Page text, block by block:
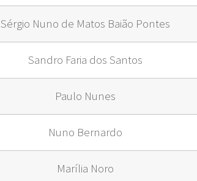
Sérgio Nuno de Matos Baião Pontes
Sandro Faria dos Santos
Paulo Nunes
Nuno Bernardo
Marília Noro